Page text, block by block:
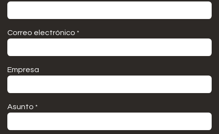
Correo electrónico *
Empresa
Asunto *